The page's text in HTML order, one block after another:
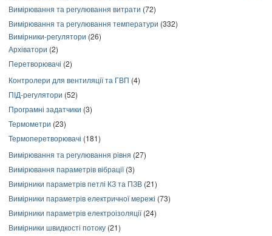
Вимірювання та регулювання витрати (72)
Вимірювання та регулювання температури (332)
Вимірники-регулятори (26)
Архіватори (2)
Перетворювачі (2)
Контролери для вентиляції та ГВП (4)
ПІД-регулятори (52)
Програмні задатчики (3)
Термометри (23)
Термоперетворювачі (181)
Вимірювання та регулювання рівня (27)
Вимірювання параметрів вібрації(3)
Вимірники параметрів петлі КЗ та ПЗВ (21)
Вимірники параметрів електричної мережі (73)
Вимірники параметрів електроізоляції(24)
Вимірники швидкості потоку (21)